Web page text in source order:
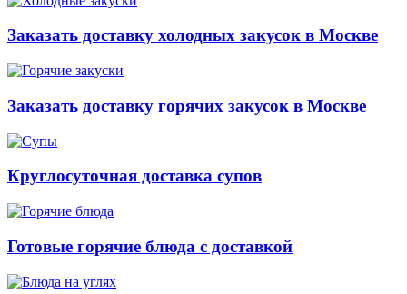
Заказать доставку холодных закусок в Москве
Заказать доставку горячих закусок в Москве
Круглосуточная доставка супов
Готовые горячие блюда с доставкой